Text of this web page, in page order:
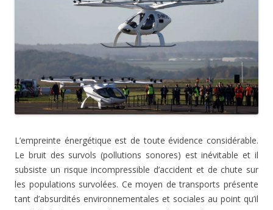
L’empreinte énergétique est de toute évidence considérable.
Le bruit des survols (pollutions sonores) est inévitable et il
subsiste un risque incompressible d’accident et de chute sur
les populations survolées. Ce moyen de transports présente
tant d’absurdités environnementales et sociales au point qu’il